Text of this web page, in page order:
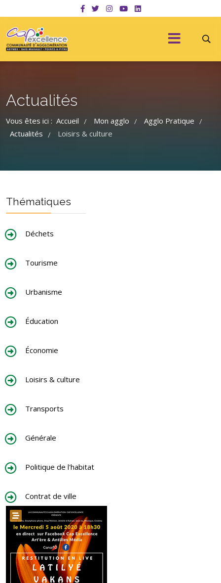
Actualités
Vous êtes ici : Accueil / Mon agglo / Agglo Pratique /
Actualités / Loisirs & culture
Thématiques
Déchets
Tourisme
Urbanisme
Éducation
Économie
Loisirs & culture
Transports
Générale
Politique de l'habitat
Contrat de ville